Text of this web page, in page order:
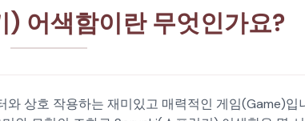
어색함이란 무엇인가요?
상호 작용하는 재미있고 매력적인 게임(Game)입